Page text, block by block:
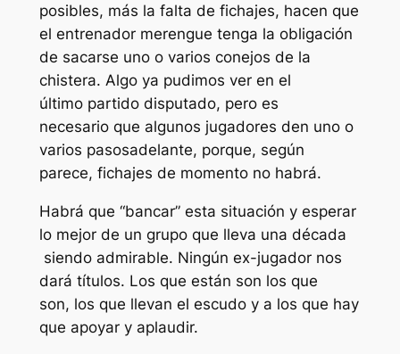
posibles, más la falta de fichajes, hacen que
el entrenador merengue tenga la obligación
de sacarse uno o varios conejos de la
chistera. Algo ya pudimos ver en el
último partido disputado, pero es
necesario que algunos jugadores den uno o
varios pasosadelante, porque, según
parece, fichajes de momento no habrá.
Habrá que “bancar” esta situación y esperar
lo mejor de un grupo que lleva una década
siendo admirable. Ningún ex-jugador nos
dará títulos. Los que están son los que
son, los que llevan el escudo y a los que hay
que apoyar y aplaudir.